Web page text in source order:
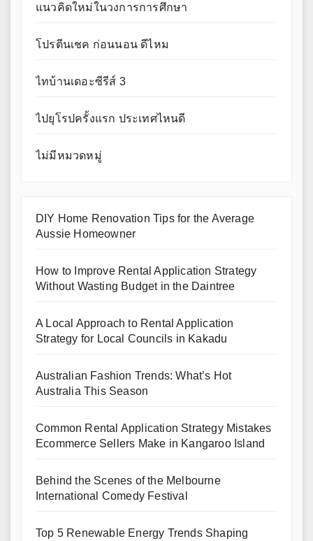
แนวคิดใหม่ในวงการการศึกษา
โปรตีนเชค ก่อนนอน ดีไหม
ไทบ้านเดอะซีรีส์ 3
ไปยุโรปครั้งแรก ประเทศไหนดี
ไม่มีหมวดหมู่
DIY Home Renovation Tips for the Average
Aussie Homeowner
How to Improve Rental Application Strategy
Without Wasting Budget in the Daintree
A Local Approach to Rental Application
Strategy for Local Councils in Kakadu
Australian Fashion Trends: What’s Hot
Australia This Season
Common Rental Application Strategy Mistakes
Ecommerce Sellers Make in Kangaroo Island
Behind the Scenes of the Melbourne
International Comedy Festival
Top 5 Renewable Energy Trends Shaping